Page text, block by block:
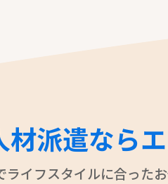
派遣なら
ライフスタイルに合った